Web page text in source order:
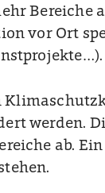
Bereiche
vor Ort
werden.
ab.